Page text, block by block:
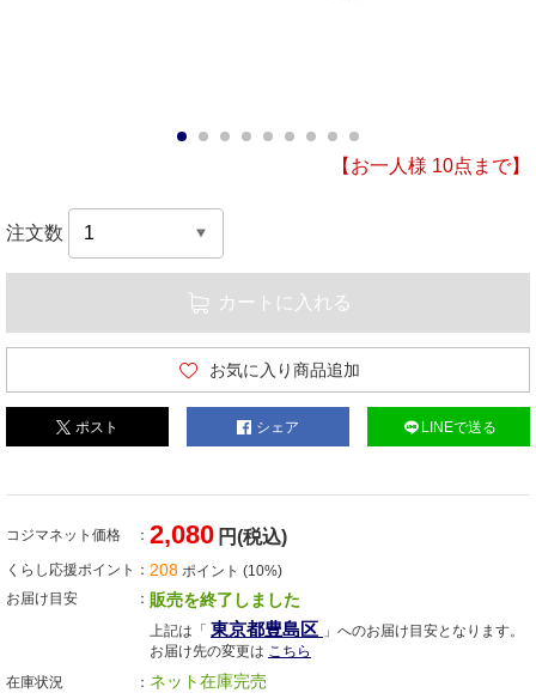
【お一人様 10点まで】
注文数
カートに入れる
お気に入り商品追加
ポスト シェア LINEで送る
コジマネット価格 2,080 円(税込)
くらし応援ポイント 208 ポイント (10%)
お届け目安
販売を終了しました
上記は「 東京都豊島区 」へのお届け目安となります。
お届け先の変更は こちら
在庫状況
ネット在庫完売